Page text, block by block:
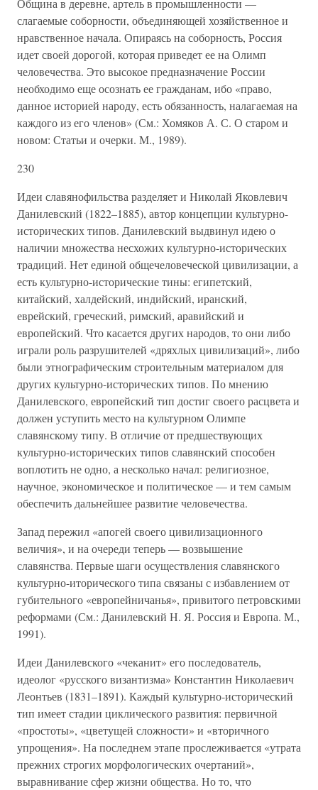
Община в деревне, артель в промышленности —
слагаемые соборности, объединяющей хозяйственное и
нравственное начала. Опираясь на соборность, Россия
идет своей дорогой, которая приведет ее на Олимп
человечества. Это высокое предназначение России
необходимо еще осознать ее гражданам, ибо «право,
данное историей народу, есть обязанность, налагаемая на
каждого из его членов» (См.: Хомяков А. С. О старом и
новом: Статьи и очерки. М., 1989).
230
Идеи славянофильства разделяет и Николай Яковлевич
Данилевский (1822–1885), автор концепции культурно-
исторических типов. Данилевский выдвинул идею о
наличии множества несхожих культурно-исторических
традиций. Нет единой общечеловеческой цивилизации, а
есть культурно-исторические тины: египетский,
китайский, халдейский, индийский, иранский,
еврейский, греческий, римский, аравийский и
европейский. Что касается других народов, то они либо
играли роль разрушителей «дряхлых цивилизаций», либо
были этнографическим строительным материалом для
других культурно-исторических типов. По мнению
Данилевского, европейский тип достиг своего расцвета и
должен уступить место на культурном Олимпе
славянскому типу. В отличие от предшествующих
культурно-исторических типов славянский способен
воплотить не одно, а несколько начал: религиозное,
научное, экономическое и политическое — и тем самым
обеспечить дальнейшее развитие человечества.
Запад пережил «апогей своего цивилизационного
величия», и на очереди теперь — возвышение
славянства. Первые шаги осуществления славянского
культурно-иторического типа связаны с избавлением от
губительного «европейничанья», привитого петровскими
реформами (См.: Данилевский Н. Я. Россия и Европа. М.,
1991).
Идеи Данилевского «чеканит» его последователь,
идеолог «русского византизма» Константин Николаевич
Леонтьев (1831–1891). Каждый культурно-исторический
тип имеет стадии циклического развития: первичной
«простоты», «цветущей сложности» и «вторичного
упрощения». На последнем этапе прослеживается «утрата
прежних строгих морфологических очертаний»,
выравнивание сфер жизни общества. Но то, что